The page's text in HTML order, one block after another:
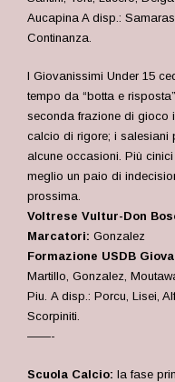
Aucapina A disp.:
Continanza.
I Giovanissimi Under 15
tempo da “botta e
seconda frazione di gioco
calcio di rigore; i salesiani
alcune occasioni. Più
meglio un paio di
prossima.
Voltrese Vultur-Don
Marcatori: Gonzalez
Formazione USDB
Martillo, Gonzalez,
Piu. A disp.: Porcu, Lisei,
Scorpiniti.
——-
Scuola Calcio: la fase